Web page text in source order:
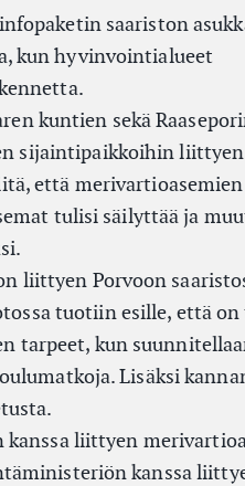
saariston
kun hyvinvointialueet
kuntien sekä
sijaintipaikkoihin
että merivartioasemien
tulisi säilyttää ja
liittyen Porvoon
tuotiin esille, että on
tarpeet, kun
Lisäksi
kanssa liittyen
kanssa